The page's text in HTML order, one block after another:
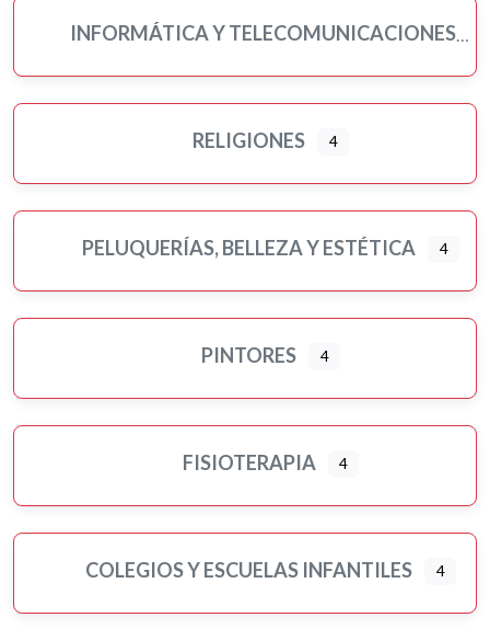
INFORMÁTICA Y TELECOMUNICACIONES
RELIGIONES 4
PELUQUERÍAS, BELLEZA Y ESTÉTICA 4
PINTORES 4
FISIOTERAPIA 4
COLEGIOS Y ESCUELAS INFANTILES 4